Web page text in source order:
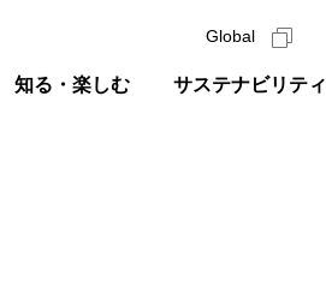
知る・楽しむ サステナビリティ
Global